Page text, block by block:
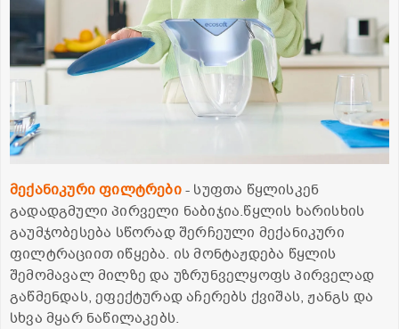
მექანიკური ფილტრები- სუფთა წყლისკენ
გადადგმული პირველი ნაბიჯია.წყლის ხარისხის
გაუმჯობესება სწორად შერჩეული მექანიკური
ფილტრაციით იწყება. ის მონტაჟდება წყლის
შემომავალ მილზე და უზრუნველყოფს პირველად
გაწმენდას, ეფექტურად აჩერებს ქვიშას, ჟანგს და
სხვა მყარ ნაწილაკებს.